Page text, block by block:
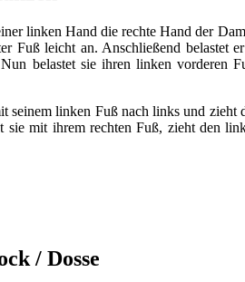
linken Hand die rechte Hand der
Fuß leicht an. Anschließend
belastet sie ihren linken vorderen
seinem linken Fuß nach links und
mit ihrem rechten Fuß, zieht den
/ Dosse